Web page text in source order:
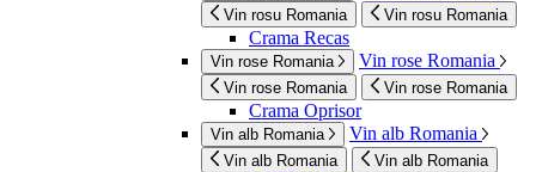
Vin rosu Romania Vin rosu Romania
Crama Recas
Vin rose Romania Vin rose Romania
Vin rose Romania Vin rose Romania
Crama Oprisor
Vin alb Romania Vin alb Romania
Vin alb Romania Vin alb Romania